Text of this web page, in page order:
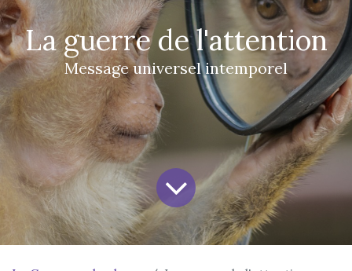
La guerre de l'attention
Message universel intemporel